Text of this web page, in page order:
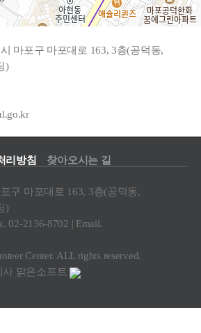
마포구 마포대로 163, 3층(공덕동,
)
리방침 찾아오시는 길
구 마포대로 163, 3층(공덕동,
)
02-2136-8702 | Email.
Center. ALL rights reserved.
맑은소프트